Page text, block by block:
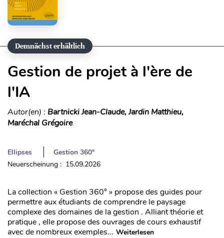
Demnächst erhältlich
Gestion de projet à l'ère de
l'IA
Autor(en) : Bartnicki Jean-Claude, Jardin Matthieu,
Maréchal Grégoire
Ellipses
Gestion 360°
Neuerscheinung : 15.09.2026
La collection « Gestion 360° » propose des guides pour
permettre aux étudiants de comprendre le paysage
complexe des domaines de la gestion . Alliant théorie et
pratique , elle propose des ouvrages de cours exhaustif
avec de nombreux exemples... Weiterlesen